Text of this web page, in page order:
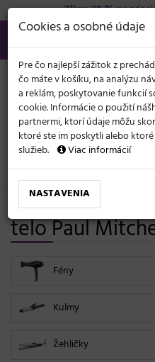
Zľava 20 %na
02/21 201 099
Po−pia: 8−17
Všetko o nákupe
KATEGÓRIE
MENU
Elektronika
Elektro na
telo Paul
Fény
Kulmy
Žehličky
Cookies a osobné údaje
Pre čo najlepší zážitok z
čo máte v košíku, na analýzu
a reklám, poskytovanie funkcií
cookie. Informácie o použití
partnermi, ktorí údaje môžu
ktoré ste im poskytli alebo
služieb.
Viac informácií
NASTAVENIA